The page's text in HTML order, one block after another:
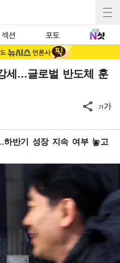
섹션 포토
세…글로벌 반도체 훈
가가
반기 성장 지속 여부 놓고